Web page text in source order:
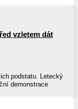
vzletem dát
podstatu. Letecký
demonstrace